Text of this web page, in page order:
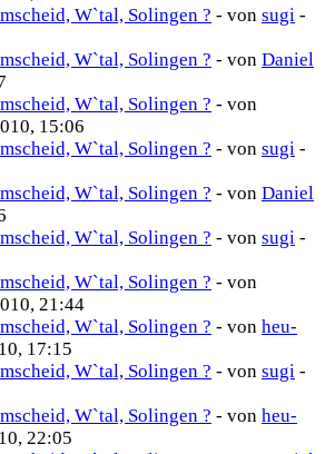
W`tal, Solingen ? - von sugi -
W`tal, Solingen ? - von Daniel
W`tal, Solingen ? - von
15:06
W`tal, Solingen ? - von sugi -
W`tal, Solingen ? - von Daniel
W`tal, Solingen ? - von sugi -
W`tal, Solingen ? - von
21:44
W`tal, Solingen ? - von heu-
17:15
W`tal, Solingen ? - von sugi -
W`tal, Solingen ? - von heu-
22:05